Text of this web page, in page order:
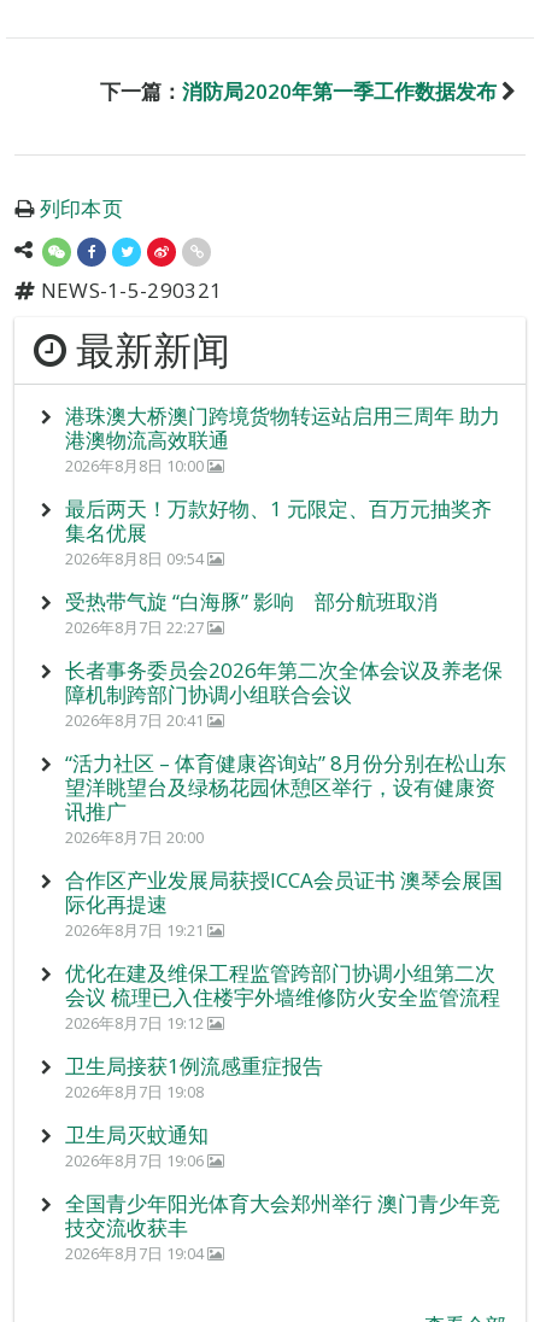
下一篇： 消防局2020年第一季工作数据发布
列印本页
NEWS-1-5-290321
最新新闻
港珠澳大桥澳门跨境货物转运站启用三周年 助力
港澳物流高效联通
2026年8月8日 10:00
最后两天！万款好物、1 元限定、百万元抽奖齐
集名优展
2026年8月8日 09:54
受热带气旋 “白海豚” 影响 部分航班取消
2026年8月7日 22:27
长者事务委员会2026年第二次全体会议及养老保
障机制跨部门协调小组联合会议
2026年8月7日 20:41
“活力社区 – 体育健康咨询站” 8月份分别在松山东
望洋眺望台及绿杨花园休憩区举行，设有健康资
讯推广
2026年8月7日 20:00
合作区产业发展局获授ICCA会员证书 澳琴会展国
际化再提速
2026年8月7日 19:21
优化在建及维保工程监管跨部门协调小组第二次
会议 梳理已入住楼宇外墙维修防火安全监管流程
2026年8月7日 19:12
卫生局接获1例流感重症报告
2026年8月7日 19:08
卫生局灭蚊通知
2026年8月7日 19:06
全国青少年阳光体育大会郑州举行 澳门青少年竞
技交流收获丰
2026年8月7日 19:04